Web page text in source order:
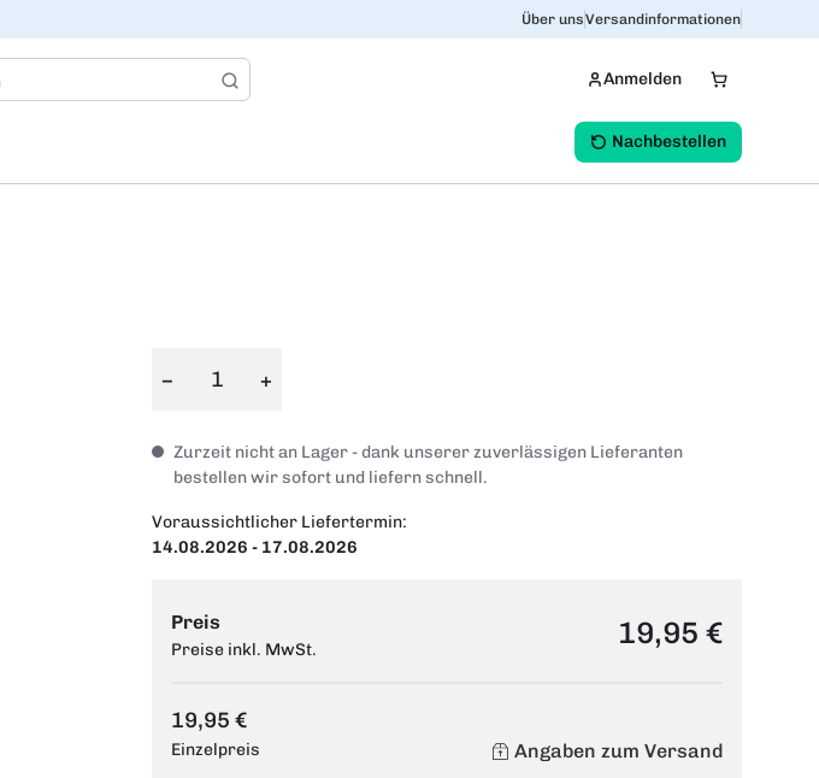
Über unsVersandinformationen
Anmelden
Nachbestellen
−
+
Zurzeit nicht an Lager - dank unserer zuverlässigen Lieferanten
bestellen wir sofort und liefern schnell.
Voraussichtlicher Liefertermin:
14.08.2026 - 17.08.2026
Preis
Preise inkl. MwSt. 19,95 €
19,95 €
Einzelpreis
Angaben zum Versand